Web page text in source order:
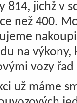
814, jichž v
než 400.
na
vozy řad
už máme